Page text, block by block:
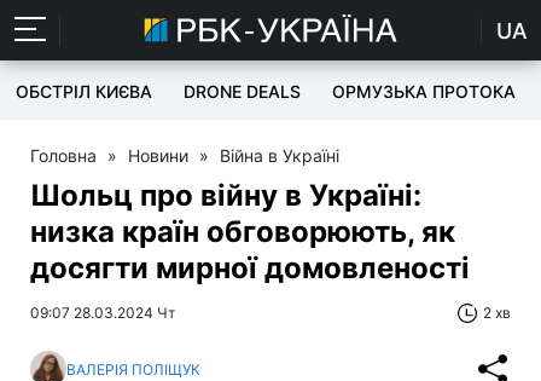
UA
ОБСТРІЛ КИЄВА DRONE DEALS ОРМУЗЬКА ПРОТОКА
Головна » Новини » Війна в Україні
Шольц про війну в Україні:
низка країн обговорюють, як
досягти мирної домовленості
09:07 28.03.2024 Чт 2 хв
ВАЛЕРІЯ ПОЛІЩУК